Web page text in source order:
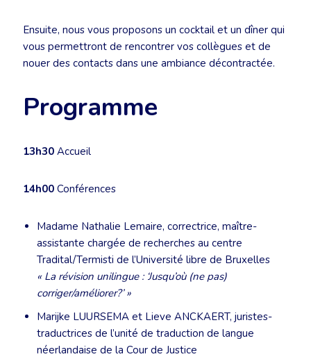
Ensuite, nous vous proposons un cocktail et un dîner qui
vous permettront de rencontrer vos collègues et de
nouer des contacts dans une ambiance décontractée.
Programme
13h30 Accueil
14h00 Conférences
Madame Nathalie Lemaire, correctrice, maître-
assistante chargée de recherches au centre
Tradital/Termisti de l’Université libre de Bruxelles
« La révision unilingue : ‘Jusqu’où (ne pas)
corriger/améliorer?’ »
Marijke LUURSEMA et Lieve ANCKAERT, juristes-
traductrices de l’unité de traduction de langue
néerlandaise de la Cour de Justice